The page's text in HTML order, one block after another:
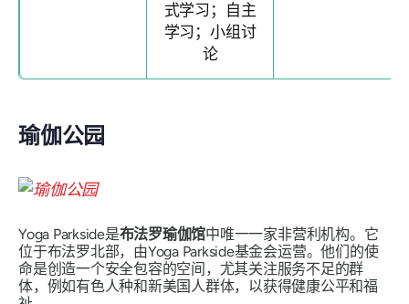
式学习；自主
学习；小组讨
论
瑜伽公园
Yoga Parkside是布法罗瑜伽馆中唯一一家非营利机构。它
位于布法罗北部，由Yoga Parkside基金会运营。他们的使
命是创造一个安全包容的空间，尤其关注服务不足的群
体，例如有色人种和新美国人群体，以获得健康公平和福